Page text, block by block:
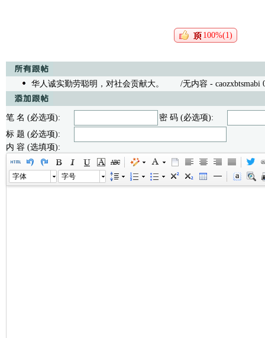
100%(1)
华人诚实勤劳聪明，对社会贡献大。 /无内容 - caozxbtsmabi
笔 名 (必选项):
密 码 (必选项):
标 题 (必选项):
内 容 (选填项):
字体 字号